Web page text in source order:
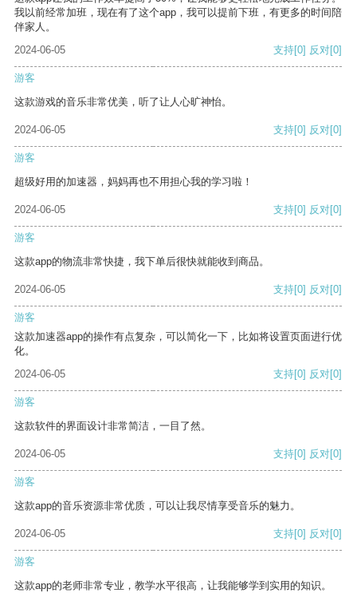
我以前经常加班，现在有了这个app，我可以提前下班，有更多的时间陪
伴家人。
2024-06-05
支持[0] 反对[0]
游客
这款游戏的音乐非常优美，听了让人心旷神怡。
2024-06-05 支持[0] 反对[0]
游客
超级好用的加速器，妈妈再也不用担心我的学习啦！
2024-06-05 支持[0] 反对[0]
游客
这款app的物流非常快捷，我下单后很快就能收到商品。
2024-06-05 支持[0] 反对[0]
游客
这款加速器app的操作有点复杂，可以简化一下，比如将设置页面进行优
化。
2024-06-05
支持[0] 反对[0]
游客
这款软件的界面设计非常简洁，一目了然。
2024-06-05 支持[0] 反对[0]
游客
这款app的音乐资源非常优质，可以让我尽情享受音乐的魅力。
2024-06-05 支持[0] 反对[0]
游客
这款app的老师非常专业，教学水平很高，让我能够学到实用的知识。